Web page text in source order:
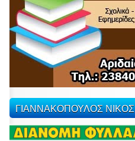
ΓΙΑΝΝΑΚΟΠΟΥΛΟΣ ΝΙΚΟΣ